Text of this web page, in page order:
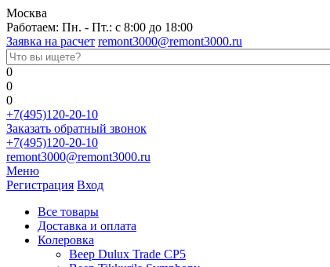
Москва
Работаем: Пн. - Пт.: с 8:00 до 18:00
Заявка на расчет remont3000@remont3000.ru
0
0
0
+7(495)120-20-10
Заказать обратный звонок
+7(495)120-20-10
remont3000@remont3000.ru
Меню
Регистрация Вход
Все товары
Доставка и оплата
Колеровка
Веер Dulux Trade CP5